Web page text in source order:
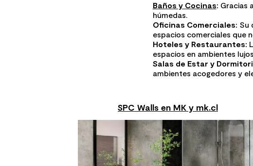
Baños y Cocinas: Gracias
húmedas.
Oficinas Comerciales: Su
espacios comerciales que
Hoteles y Restaurantes:
espacios en ambientes
Salas de Estar y
ambientes acogedores y
SPC Walls en MK y mk.cl